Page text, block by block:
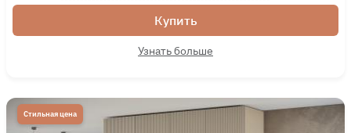
Купить
Узнать больше
Стильная цена